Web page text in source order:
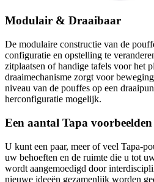
Modulair & Draaibaar
De modulaire constructie van de
configuratie en opstelling te
zitplaatsen of handige tafels voor het
draaimechanisme zorgt voor
niveau van de pouffes op een
herconfiguratie mogelijk.
Een aantal Tapa voorbeelden
U kunt een paar, meer of veel Tapa-
uw behoeften en de ruimte die u tot
wordt aangemoedigd door
nieuwe ideeën gezamenlijk worden